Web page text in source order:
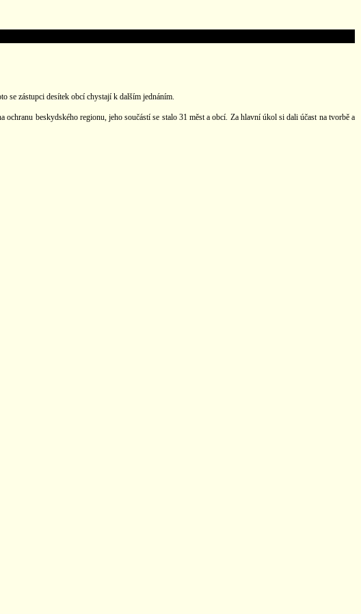
se zástupci desítek obcí chystají k dalším jednáním.
beskydského regionu, jeho součástí se stalo 31 měst a obcí. Za hlavní úkol si dali účast na tvorbě a